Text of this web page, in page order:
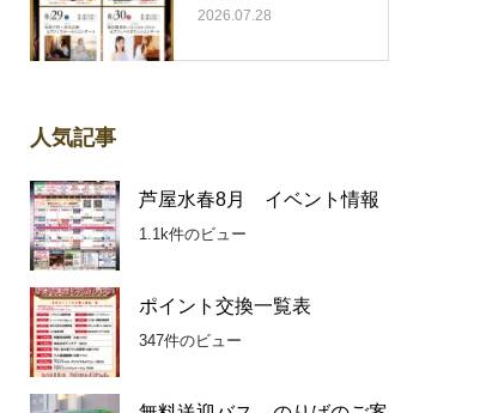
2026.07.28
人気記事
芦屋水春8月 イベント情報
1.1k件のビュー
ポイント交換一覧表
347件のビュー